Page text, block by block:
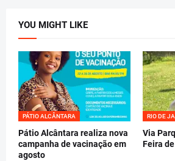
YOU MIGHT LIKE
PÁTIO ALCÂNTARA
Pátio Alcântara realiza nova
campanha de vacinação em
agosto
RIO DE
Via
Feira